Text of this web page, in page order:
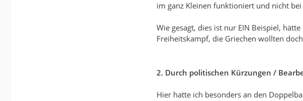
im ganz Kleinen funktioniert und nicht
Wie gesagt, dies ist nur EIN Beispiel,
Freiheitskampf, die Griechen wollten
2. Durch politischen Kürzungen /
Hier hatte ich besonders an den